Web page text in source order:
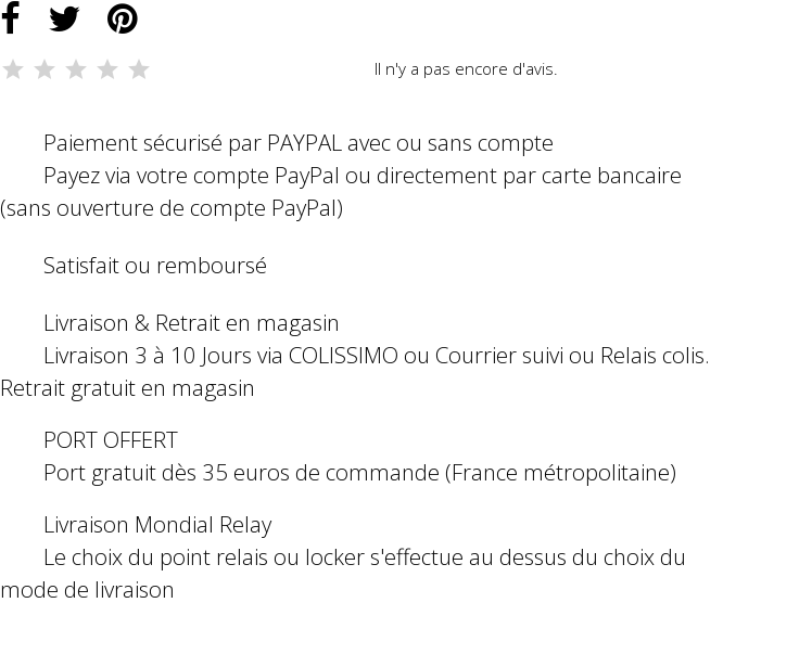
Il n'y a pas encore d'avis.
Paiement sécurisé par PAYPAL avec ou sans compte
Payez via votre compte PayPal ou directement par carte bancaire
(sans ouverture de compte PayPal)
Satisfait ou remboursé
Livraison & Retrait en magasin
Livraison 3 à 10 Jours via COLISSIMO ou Courrier suivi ou Relais colis.
Retrait gratuit en magasin
PORT OFFERT
Port gratuit dès 35 euros de commande (France métropolitaine)
Livraison Mondial Relay
Le choix du point relais ou locker s'effectue au dessus du choix du
mode de livraison